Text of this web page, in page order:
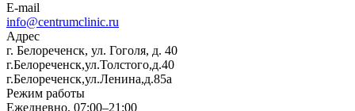
E-mail
info@centrumclinic.ru
Адрес
г. Белореченск, ул. Гоголя, д. 40
г.Белореченск,ул.Толстого,д.40
г.Белореченск,ул.Ленина,д.85а
Режим работы
Ежедневно, 07:00–21:00